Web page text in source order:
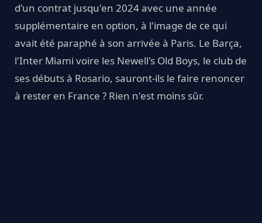
d'un contrat jusqu'en 2024 avec une année
supplémentaire en option, à l'image de ce qui
avait été paraphé à son arrivée à Paris. Le Barça,
l'Inter Miami voire les Newell's Old Boys, le club de
ses débuts à Rosario, sauront-ils le faire renoncer
à rester en France ? Rien n'est moins sûr.